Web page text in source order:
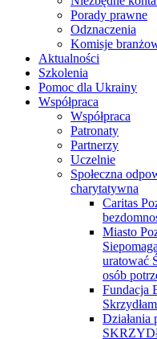
Porady prawne
Odznaczenia
Komisje
Aktualności
Szkolenia
Pomoc dla Ukrainy
Współpraca
Współpraca
Patronaty
Partnerzy
Uczelnie
Społeczna
charytatywna
Caritas
Miasto
uratować
osób
Fundacja
Działania